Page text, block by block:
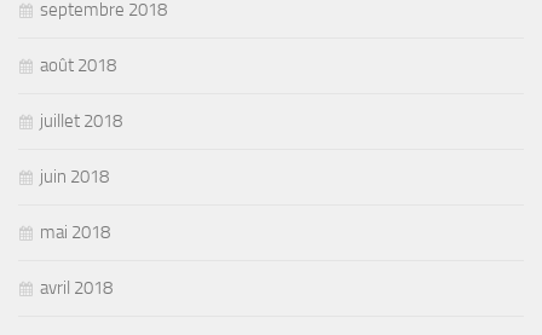
septembre 2018
août 2018
juillet 2018
juin 2018
mai 2018
avril 2018